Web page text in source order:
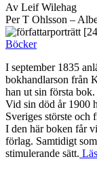
Av Leif Wilehag
Per T Ohlsson –
Böcker
I september 1835
bokhandlarson från
han ut sin första bok.
Vid sin död år 1900
Sveriges störste och
I den här boken får
förlag. Samtidigt
stimulerande sätt.